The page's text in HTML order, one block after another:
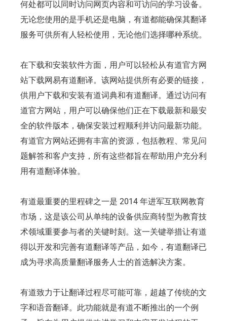
何处都可以同时访问网页内容和可访问的学习设备。
无论您使用的是手机还是电脑，有道都能确保其翻译
服务可供所有人轻松使用，无论他们选择哪种系统。
在下载和安装软件方面，用户可以轻松从有道官方网
站下载网易有道翻译。该网站提供所有必要的链接，
供用户下载和安装有道词典和有道翻译。通过访问有
道官方网站，用户可以确保他们正在下载最新和最安
全的软件版本，确保安装过程顺利并访问最新功能。
有道官方网站还拥有丰富的资源，包括教程、常见问
题解答和客户支持，所有这些都旨在帮助用户充分利
用有道翻译体验。
有道最重要的里程碑之一是 2014 年进军互联网教育
市场，这是该公司从单纯的设备供应商转型为教育技
术领域重要参与者的关键时刻。这一关键举措让有道
得以开发和完善有道翻译等产品，如今，有道翻译已
成为寻求高质量翻译服务人士的首选解决方案。
有道致力于让翻译过程尽可能可靠，超越了传统的文
字和语音翻译。此功能就是有道不断推出的一个例